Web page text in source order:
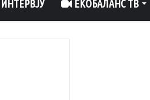
ИНТЕРВЈУ ЕКОБАЛАНС ТВ